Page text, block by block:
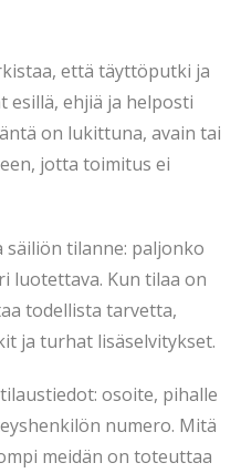
että täyttöputki ja
esillä, ehjiä ja helposti
on lukittuna, avain tai
jotta toimitus ei
säiliön tilanne: paljonko
luotettava. Kun tilaa on
todellista tarvetta,
ja turhat lisäselvitykset.
osoite, pihalle
numero. Mitä
meidän on toteuttaa